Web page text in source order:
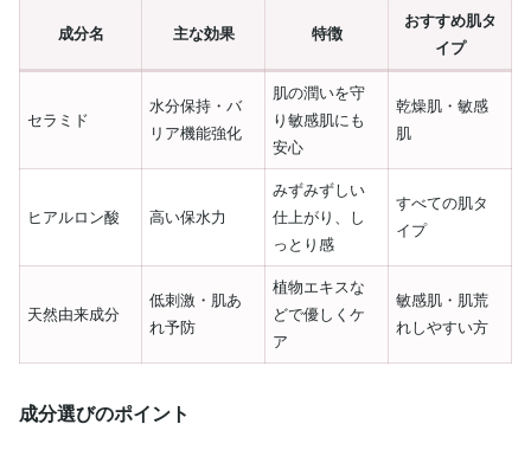
成分名 主な効果 特徴
おすすめ肌タ
イプ
セラミド
水分保持・バ
リア機能強化
肌の潤いを守
り敏感肌にも
安心
乾燥肌・敏感
肌
ヒアルロン酸 高い保水力
みずみずしい
仕上がり、し
っとり感
すべての肌タ
イプ
天然由来成分
低刺激・肌あ
れ予防
植物エキスな
どで優しくケ
ア
敏感肌・肌荒
れしやすい方
成分選びのポイント